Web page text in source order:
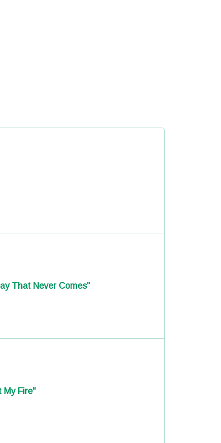
That Never Comes"
My Fire"